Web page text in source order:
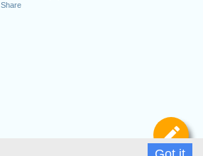
Share